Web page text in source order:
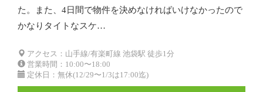
た。また、4日間で物件を決めなければいけなかったので
かなりタイトなスケ…
アクセス：山手線/有楽町線 池袋駅 徒歩1分
営業時間：10:00〜18:00
定休日：無休(12/29〜1/3は17:00迄)